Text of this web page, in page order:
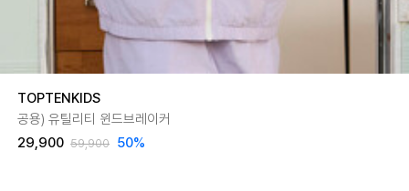
TOPTENKIDS
공용) 유틸리티 윈드브레이커
29,900 59,900 50%